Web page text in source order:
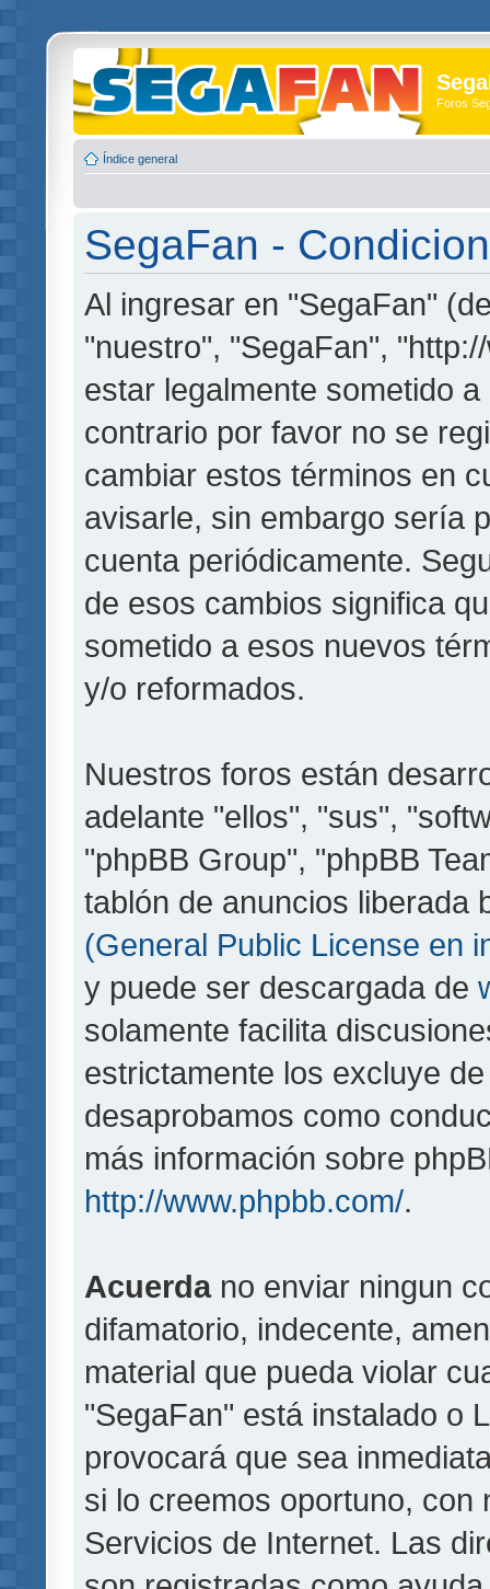
Foros
Índice general
SegaFan -
Al ingresar en "SegaFan"
"nuestro", "SegaFan",
estar legalmente sometido
contrario por favor no se
cambiar estos términos en
avisarle, sin embargo sería
cuenta periódicamente.
de esos cambios significa
sometido a esos nuevos
y/o reformados.
Nuestros foros están
adelante "ellos", "sus",
"phpBB Group", "phpBB
tablón de anuncios liberada
(General Public License en
y puede ser descargada de
solamente facilita
estrictamente los excluye
desaprobamos como
más información sobre
http://www.phpbb.com/.
Acuerdano enviar ningun
difamatorio, indecente,
material que pueda violar
"SegaFan" está instalado o
provocará que sea
si lo creemos oportuno, con
Servicios de Internet. Las